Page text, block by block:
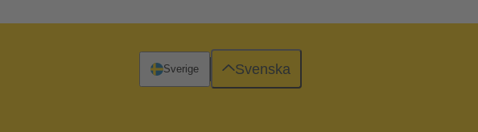
Sverige Svenska